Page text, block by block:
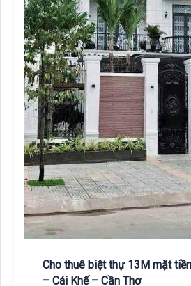
Cho thuê biệt thự 13M mặt
– Cái Khế – Cần Thơ